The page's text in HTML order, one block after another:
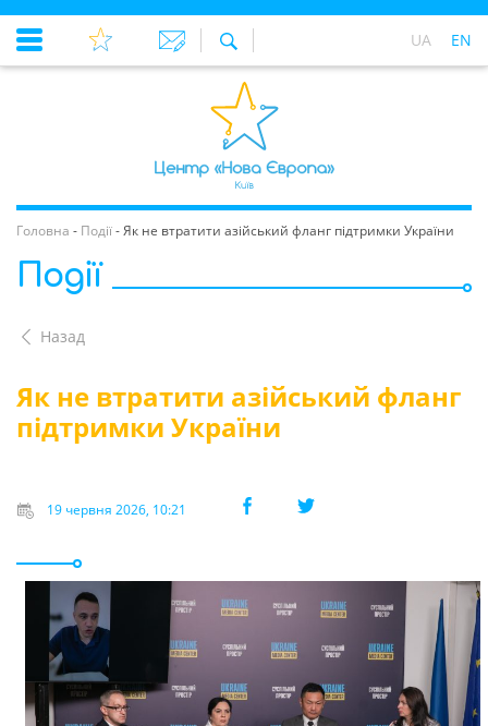
UA EN
Головна - Події-Як не втратити азійський фланг підтримки України
Події
Назад
Як не втратити азійський фланг
підтримки України
19 червня 2026, 10:21